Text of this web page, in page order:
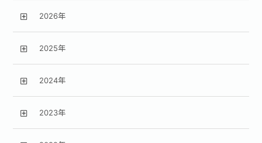
2026年
2025年
2024年
2023年